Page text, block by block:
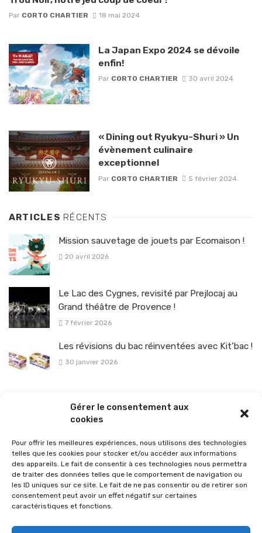
Gérer le consentement aux
cookies
Pour offrir les meilleures expériences, nous utilisons des technologies
telles que les cookies pour stocker et/ou accéder aux informations
des appareils. Le fait de consentir à ces technologies nous permettra
de traiter des données telles que le comportement de navigation ou
les ID uniques sur ce site. Le fait de ne pas consentir ou de retirer son
consentement peut avoir un effet négatif sur certaines
caractéristiques et fonctions.
Par CORTO CHARTIER 18 mai 2024
La Japan Expo 2024 se dévoile
enfin!
Par CORTO CHARTIER 30 avril 2024
« Dining out Ryukyu-Shuri » Un
évènement culinaire
exceptionnel
Par CORTO CHARTIER 5 février 2024
ARTICLES RÉCENTS
Mission sauvetage de jouets par Ecomaison !
20 avril 2026
Le Lac des Cygnes, revisité par Prejlocaj au
Grand théâtre de Provence !
7 février 2026
Les révisions du bac réinventées avec Kit’bac !
30 janvier 2026